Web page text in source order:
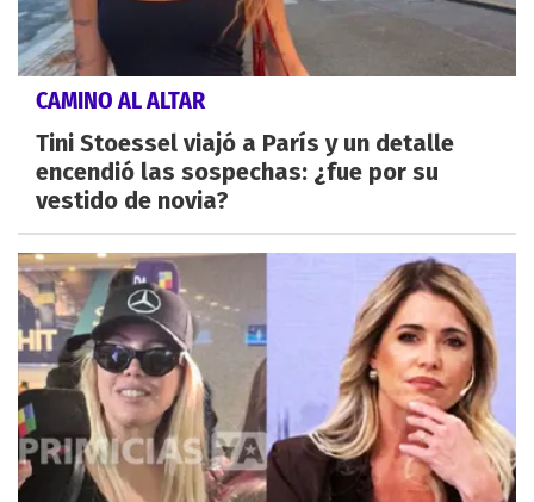
CAMINO AL ALTAR
Tini Stoessel viajó a París y un detalle
encendió las sospechas: ¿fue por su
vestido de novia?